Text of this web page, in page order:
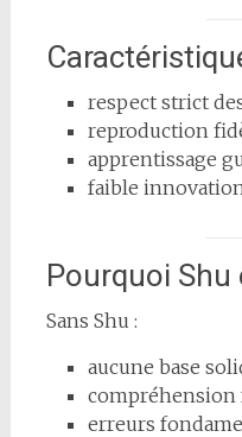
respect strict
reproduction
apprentissage
faible
Pourquoi Shu
Sans Shu :
aucune base
compréhension
erreurs